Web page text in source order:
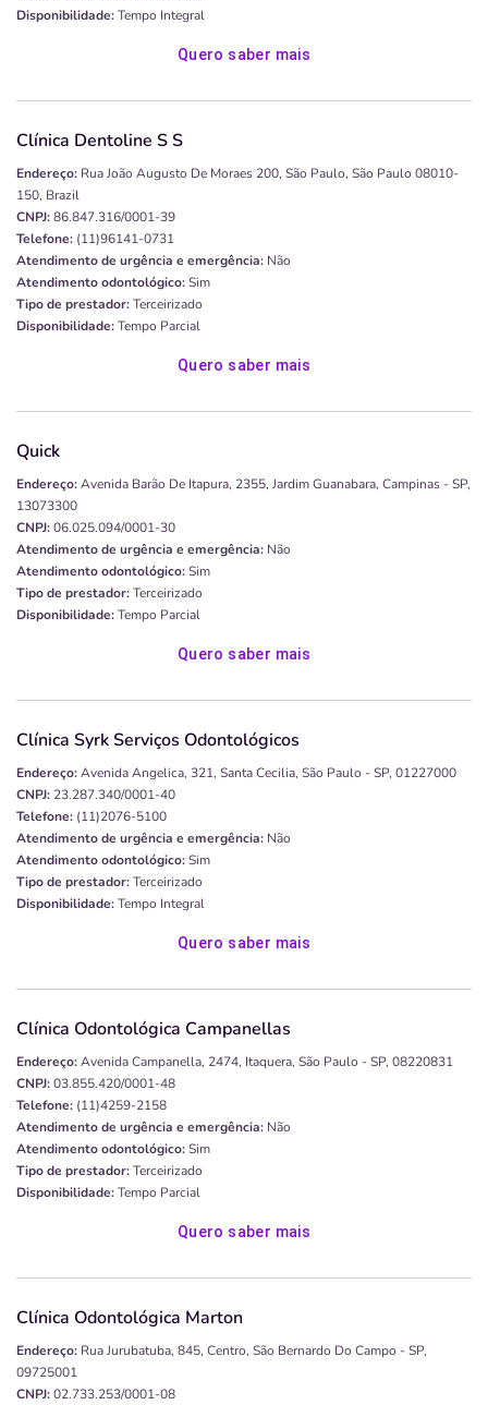
Disponibilidade:Tempo Integral
Quero saber mais
Clínica Dentoline S S
Endereço: Rua João Augusto De Moraes 200, São Paulo, São Paulo 08010-
150, Brazil
CNPJ:86.847.316/0001-39
Telefone: (11)96141-0731
Atendimento de urgência e emergência: Não
Atendimento odontológico:Sim
Tipo de prestador:Terceirizado
Disponibilidade:Tempo Parcial
Quero saber mais
Quick
Endereço:Avenida Barão De Itapura, 2355, Jardim Guanabara, Campinas - SP,
13073300
CNPJ:06.025.094/0001-30
Atendimento de urgência e emergência: Não
Atendimento odontológico:Sim
Tipo de prestador:Terceirizado
Disponibilidade:Tempo Parcial
Quero saber mais
Clínica Syrk Serviços Odontológicos
Endereço:Avenida Angelica, 321, Santa Cecilia, São Paulo - SP, 01227000
CNPJ: 23.287.340/0001-40
Telefone: (11)2076-5100
Atendimento de urgência e emergência: Não
Atendimento odontológico:Sim
Tipo de prestador:Terceirizado
Disponibilidade:Tempo Integral
Quero saber mais
Clínica Odontológica Campanellas
Endereço:Avenida Campanella, 2474, Itaquera, São Paulo - SP, 08220831
CNPJ:03.855.420/0001-48
Telefone: (11)4259-2158
Atendimento de urgência e emergência: Não
Atendimento odontológico:Sim
Tipo de prestador:Terceirizado
Disponibilidade:Tempo Parcial
Quero saber mais
Clínica Odontológica Marton
Endereço: Rua Jurubatuba, 845, Centro, São Bernardo Do Campo - SP,
09725001
CNPJ:02.733.253/0001-08